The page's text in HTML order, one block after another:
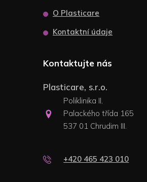
O Plasticare
Kontaktní údaje
Kontaktujte nás
Plasticare, s.r.o.
Poliklinika II.
Palackého třída 165
537 01 Chrudim III.
+420 465 423 010